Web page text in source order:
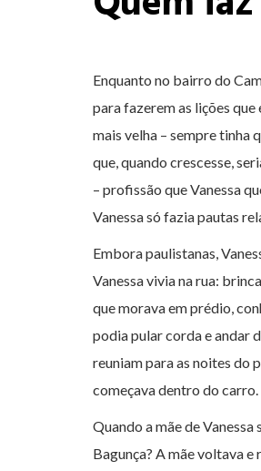
Enquanto no bairro do
para fazerem as lições que
mais velha – sempre tinha
que, quando crescesse,
– profissão que Vanessa
Vanessa só fazia pautas
Embora paulistanas,
Vanessa vivia na rua:
que morava em prédio,
podia pular corda e andar
reuniam para as noites do
começava dentro do carro.
Quando a mãe de
Bagunça? A mãe voltava